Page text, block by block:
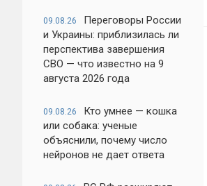
09.08.26
Переговоры России
и Украины: приблизилась ли
перспектива завершения
СВО — что известно на 9
августа 2026 года
09.08.26
Кто умнее — кошка
или собака: ученые
объяснили, почему число
нейронов не дает ответа